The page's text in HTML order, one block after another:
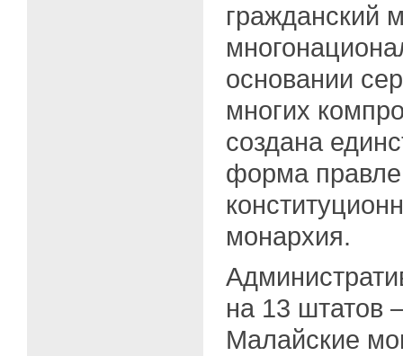
гражданский
основании
многих
создана
форма
монархия.
на 13 штатов
Малайские